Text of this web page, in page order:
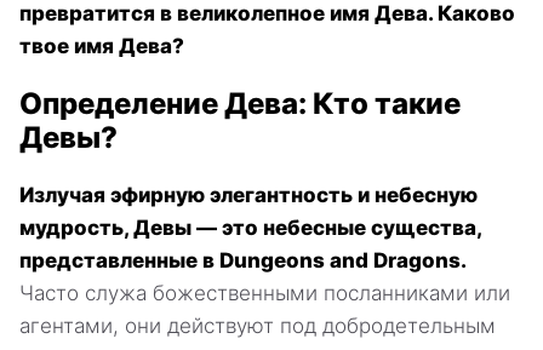
превратится в великолепное имя Дева. Каково
твое имя Дева?
Определение Дева: Кто такие
Девы?
Излучая эфирную элегантность и небесную
мудрость, Девы — это небесные существа,
представленные в Dungeons and Dragons.
Часто служа божественными посланниками или
агентами, они действуют под добродетельным